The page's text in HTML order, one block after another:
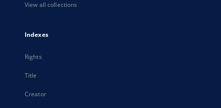
View all collections
Indexes
Rights
Title
Creator